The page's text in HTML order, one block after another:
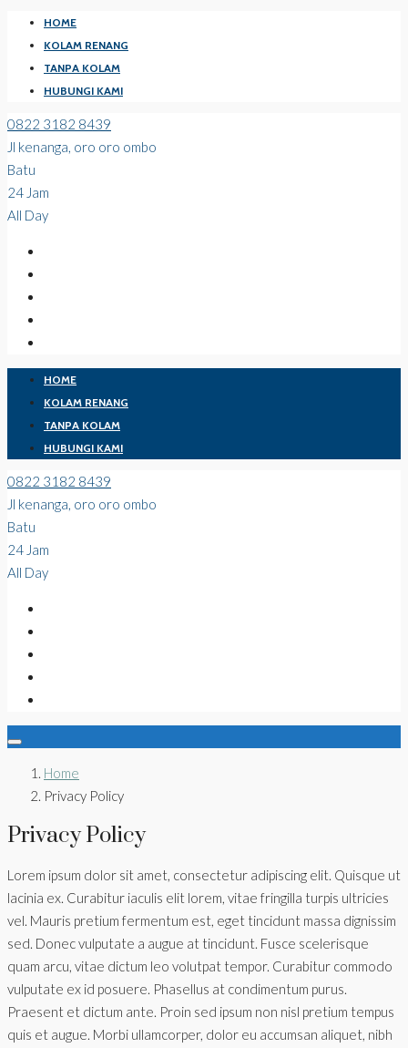
HOME
KOLAM RENANG
TANPA KOLAM
HUBUNGI KAMI
0822 3182 8439
Jl kenanga, oro oro ombo
Batu
24 Jam
All Day
HOME
KOLAM RENANG
TANPA KOLAM
HUBUNGI KAMI
0822 3182 8439
Jl kenanga, oro oro ombo
Batu
24 Jam
All Day
Home
Privacy Policy
Privacy Policy
Lorem ipsum dolor sit amet, consectetur adipiscing elit. Quisque ut
lacinia ex. Curabitur iaculis elit lorem, vitae fringilla turpis ultricies
vel. Mauris pretium fermentum est, eget tincidunt massa dignissim
sed. Donec vulputate a augue at tincidunt. Fusce scelerisque
quam arcu, vitae dictum leo volutpat tempor. Curabitur commodo
vulputate ex id posuere. Phasellus at condimentum purus.
Praesent et dictum ante. Proin sed ipsum non nisl pretium tempus
quis et augue. Morbi ullamcorper, dolor eu accumsan aliquet, nibh